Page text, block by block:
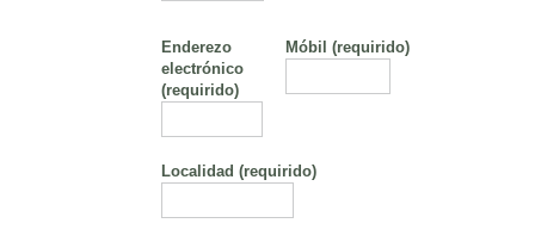
Enderezo
electrónico
(requirido)
Móbil (requirido)
Localidad (requirido)